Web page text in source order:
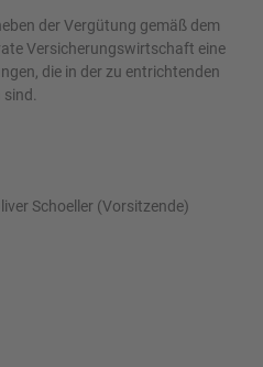
der Vergütung gemäß dem
Versicherungswirtschaft eine
die in der zu entrichtenden
Schoeller (Vorsitzende)